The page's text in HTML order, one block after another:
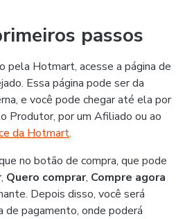
passos
pela Hotmart, acesse a página de
Essa página pode ser da
e você pode chegar até ela por
Produtor, por um Afiliado ou ao
da Hotmart.
no botão de compra, que pode
, Quero comprar, Compre agora
Depois disso, você será
de pagamento, onde poderá